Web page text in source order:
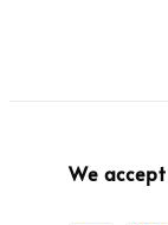
We accept